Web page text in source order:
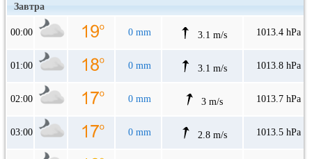
Завтра
00:00 0 mm 3.1 m/s 1013.4 hPa
01:00 0 mm 3.1 m/s 1013.8 hPa
02:00 0 mm 3 m/s 1013.7 hPa
03:00 0 mm 2.8 m/s 1013.5 hPa